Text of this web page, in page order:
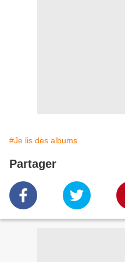
#Je lis des albums
Partager